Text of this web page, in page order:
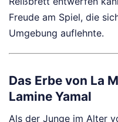
Freude am Spiel, die
Umgebung auflehnte.
Das Erbe von La
Lamine Yamal
Als der Junge im Alter